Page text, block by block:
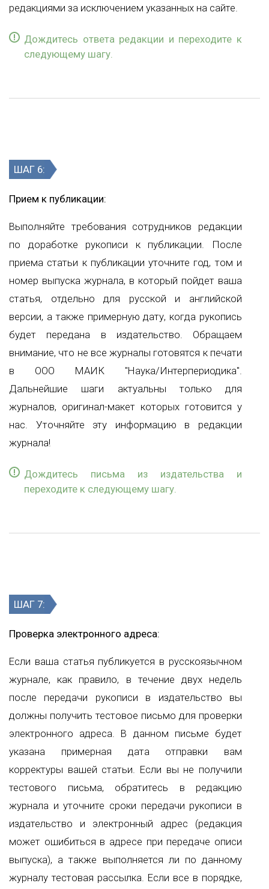
редакциями за исключением указанных на сайте.
Дождитесь ответа редакции и переходите к
следующему шагу.
ШАГ 6:
Прием к публикации:
Выполняйте требования сотрудников редакции
по доработке рукописи к публикации. После
приема статьи к публикации уточните год, том и
номер выпуска журнала, в который пойдет ваша
статья, отдельно для русской и английской
версии, а также примерную дату, когда рукопись
будет передана в издательство. Обращаем
внимание, что не все журналы готовятся к печати
в ООО МАИК "Наука/Интерпериодика".
Дальнейшие шаги актуальны только для
журналов, оригинал-макет которых готовится у
нас. Уточняйте эту информацию в редакции
журнала!
Дождитесь письма из издательства и
переходите к следующему шагу.
ШАГ 7:
Проверка электронного адреса:
Если ваша статья публикуется в русскоязычном
журнале, как правило, в течение двух недель
после передачи рукописи в издательство вы
должны получить тестовое письмо для проверки
электронного адреса. В данном письме будет
указана примерная дата отправки вам
корректуры вашей статьи. Если вы не получили
тестового письма, обратитесь в редакцию
журнала и уточните сроки передачи рукописи в
издательство и электронный адрес (редакция
может ошибиться в адресе при передаче описи
выпуска), а также выполняется ли по данному
журналу тестовая рассылка. Если все в порядке,